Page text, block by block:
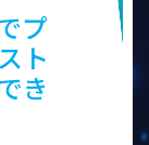
プ
ト
き